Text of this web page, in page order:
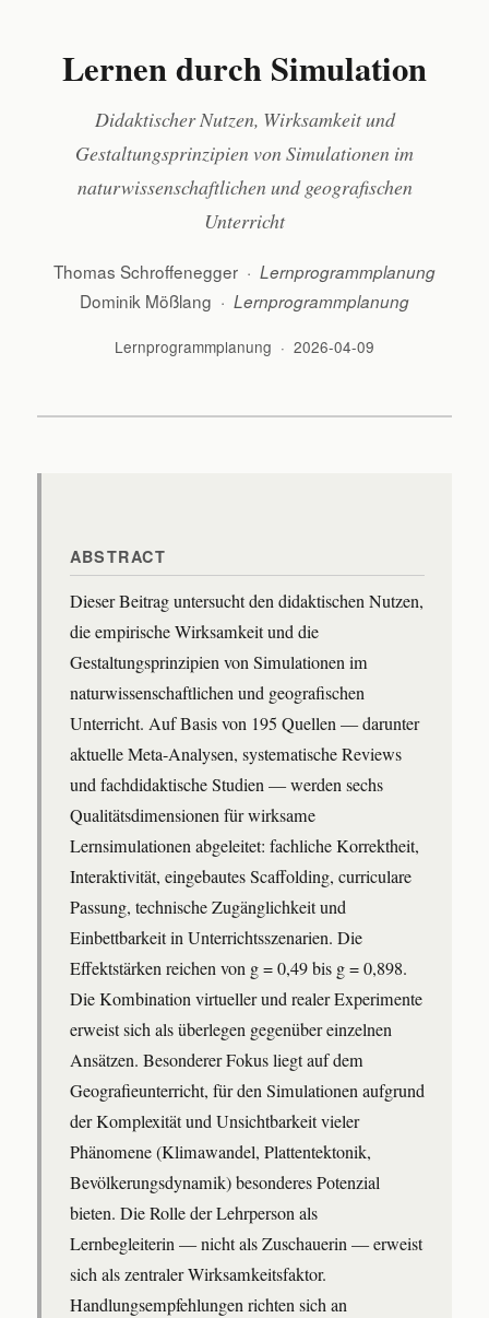
Lernen durch Simulation
Didaktischer Nutzen, Wirksamkeit und
Gestaltungsprinzipien von Simulationen im
naturwissenschaftlichen und geografischen
Unterricht
Thomas Schroffenegger · Lernprogrammplanung
Dominik Mößlang · Lernprogrammplanung
Lernprogrammplanung · 2026-04-09
ABSTRACT
Dieser Beitrag untersucht den didaktischen Nutzen,
die empirische Wirksamkeit und die
Gestaltungsprinzipien von Simulationen im
naturwissenschaftlichen und geografischen
Unterricht. Auf Basis von 195 Quellen — darunter
aktuelle Meta-Analysen, systematische Reviews
und fachdidaktische Studien — werden sechs
Qualitätsdimensionen für wirksame
Lernsimulationen abgeleitet: fachliche Korrektheit,
Interaktivität, eingebautes Scaffolding, curriculare
Passung, technische Zugänglichkeit und
Einbettbarkeit in Unterrichtsszenarien. Die
Effektstärken reichen von g = 0,49 bis g = 0,898.
Die Kombination virtueller und realer Experimente
erweist sich als überlegen gegenüber einzelnen
Ansätzen. Besonderer Fokus liegt auf dem
Geografieunterricht, für den Simulationen aufgrund
der Komplexität und Unsichtbarkeit vieler
Phänomene (Klimawandel, Plattentektonik,
Bevölkerungsdynamik) besonderes Potenzial
bieten. Die Rolle der Lehrperson als
Lernbegleiterin — nicht als Zuschauerin — erweist
sich als zentraler Wirksamkeitsfaktor.
Handlungsempfehlungen richten sich an